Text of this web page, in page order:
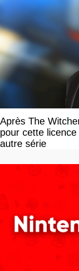
Après The
pour cette
autre série